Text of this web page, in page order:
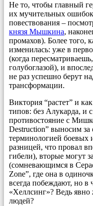
Не то, чтобы главный
их мучительных ошибок
повествования –
князя Мышкина,
промахов). Более того,
изменилась: уже в
(когда
голубоглазой), и
не раз успешно берут
трансформации.
Виктория “растет” и
типов: без Алукарда, и
противостояние с
Destruction” выносим за
терминологией боевых
разницей, что провал
гибели), вторые могут
(сомневающимся в
Zone”, где она в
всегда побеждают, но в
«Хеллсинг»? Ведь
людей?